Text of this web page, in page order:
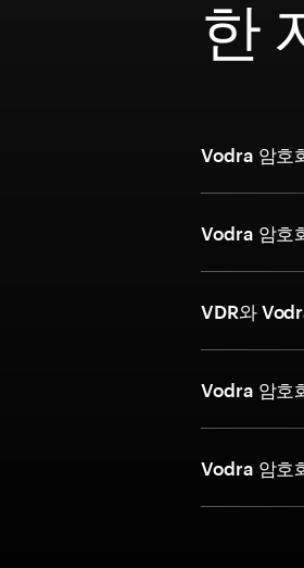
한
Vodra 암호
Vodra 암호
VDR와
Vodra 암호
Vodra 암호